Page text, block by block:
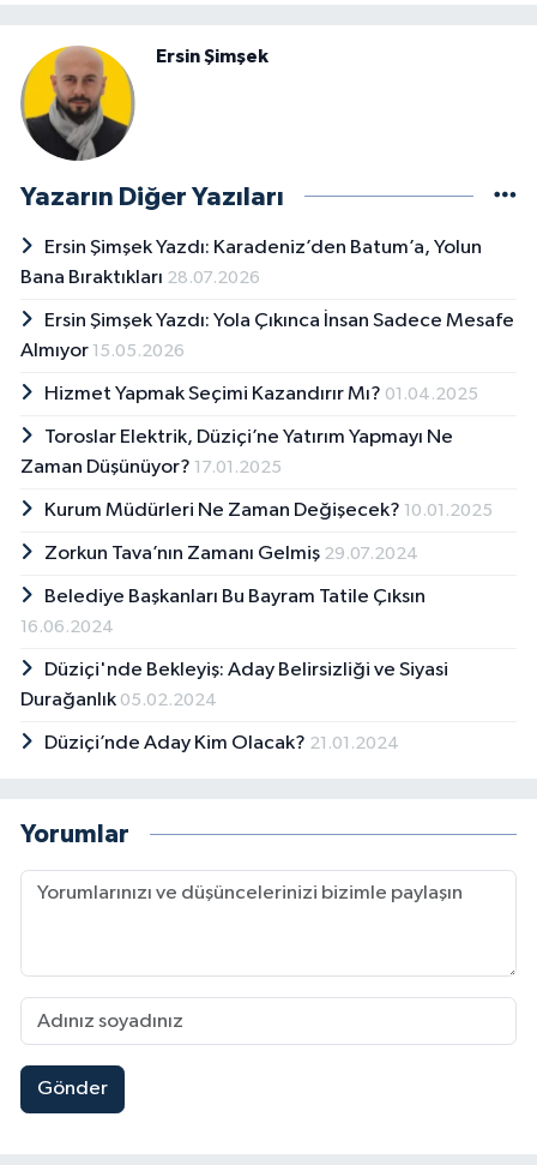
Ersin Şimşek
Yazarın Diğer Yazıları
Ersin Şimşek Yazdı: Karadeniz’den Batum’a, Yolun
Bana Bıraktıkları 28.07.2026
Ersin Şimşek Yazdı: Yola Çıkınca İnsan Sadece Mesafe
Almıyor 15.05.2026
Hizmet Yapmak Seçimi Kazandırır Mı? 01.04.2025
Toroslar Elektrik, Düziçi’ne Yatırım Yapmayı Ne
Zaman Düşünüyor? 17.01.2025
Kurum Müdürleri Ne Zaman Değişecek? 10.01.2025
Zorkun Tava’nın Zamanı Gelmiş 29.07.2024
Belediye Başkanları Bu Bayram Tatile Çıksın
16.06.2024
Düziçi'nde Bekleyiş: Aday Belirsizliği ve Siyasi
Durağanlık 05.02.2024
Düziçi’nde Aday Kim Olacak? 21.01.2024
Yorumlar
Gönder